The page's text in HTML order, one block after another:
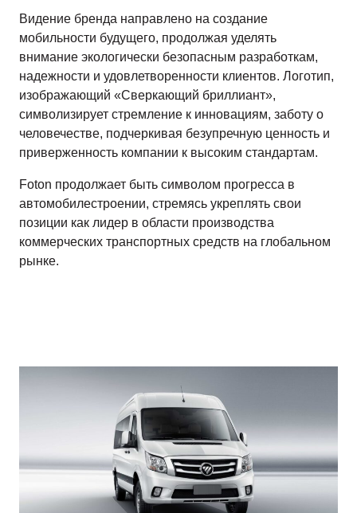
Видение бренда направлено на создание
мобильности будущего, продолжая уделять
внимание экологически безопасным разработкам,
надежности и удовлетворенности клиентов. Логотип,
изображающий «Сверкающий бриллиант»,
символизирует стремление к инновациям, заботу о
человечестве, подчеркивая безупречную ценность и
приверженность компании к высоким стандартам.
Foton продолжает быть символом прогресса в
автомобилестроении, стремясь укреплять свои
позиции как лидер в области производства
коммерческих транспортных средств на глобальном
рынке.